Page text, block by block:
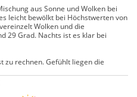
aus Sonne und Wolken bei
leicht bewölkt bei Höchstwerten von
Wolken und die
29 Grad. Nachts ist es klar bei
zu rechnen. Gefühlt liegen die